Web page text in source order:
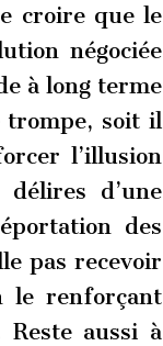
croire que le
négociée
à long terme
trompe, soit il
l’illusion
d’une
des
pas recevoir
le renforçant
aussi à